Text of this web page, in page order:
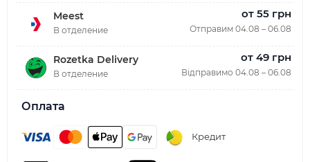
Meest
В отделение
от 55 грн
Отправим 04.08 – 06.08
Rozetka Delivery
В отделение
от 49 грн
Відправимо 04.08 – 06.08
Оплата
Кредит